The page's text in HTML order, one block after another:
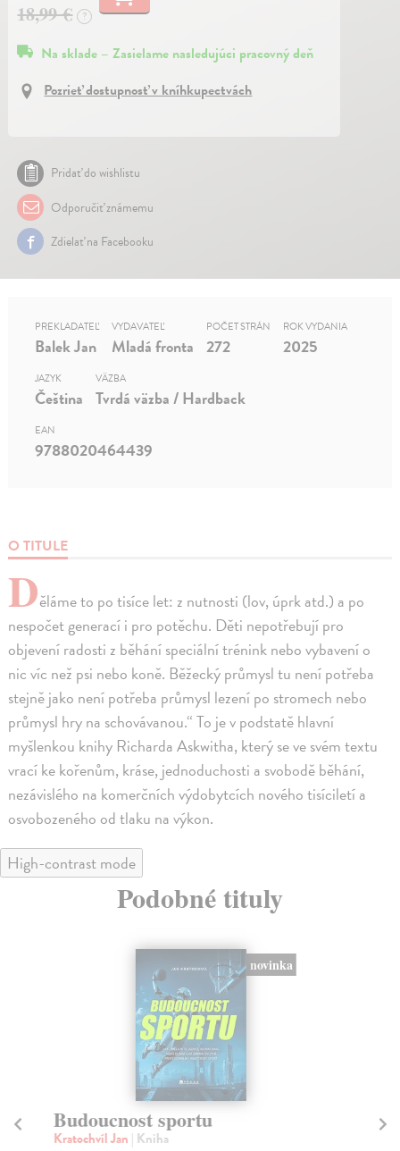
18,99 €
?
Na sklade – Zasielame nasledujúci pracovný deň
Pozrieť dostupnosť v kníhkupectvách
Pridať do wishlistu
Odporučiť známemu
Zdielať na Facebooku
O TITULE
Děláme to po tisíce let: z nutnosti (lov, úprk atd.) a po
nespočet generací i pro potěchu. Děti nepotřebují pro
objevení radosti z běhání speciální trénink nebo vybavení o
nic víc než psi nebo koně. Běžecký průmysl tu není potřeba
stejně jako není potřeba průmysl lezení po stromech nebo
průmysl hry na schovávanou.“ To je v podstatě hlavní
myšlenkou knihy Richarda Askwitha, který se ve svém textu
vrací ke kořenům, kráse, jednoduchosti a svobodě běhání,
nezávislého na komerčních výdobytcích nového tisíciletí a
osvobozeného od tlaku na výkon.
PREKLADATEĽ
Balek Jan
VYDAVATEĽ
Mladá fronta
POČET STRÁN
272
ROK VYDANIA
2025
JAZYK
Čeština
VÄZBA
Tvrdá väzba / Hardback
EAN
9788020464439
High-contrast mode
Podobné tituly
novinka
Budoucnost sportu
Kratochvíl Jan | Kniha